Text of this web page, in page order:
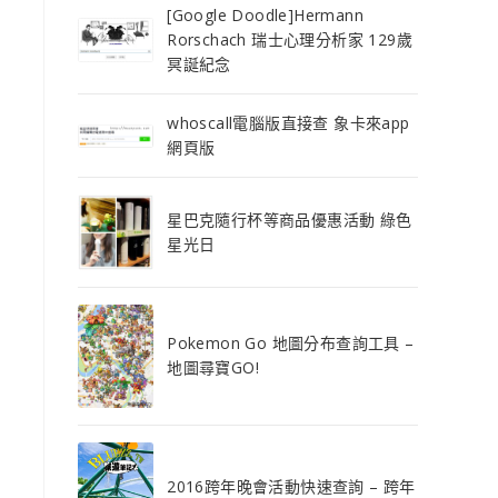
[Google Doodle]Hermann
Rorschach 瑞士心理分析家 129歲
冥誕紀念
whoscall電腦版直接查 象卡來app
網頁版
星巴克隨行杯等商品優惠活動 綠色
星光日
Pokemon Go 地圖分布查詢工具 –
地圖尋寶GO!
2016跨年晚會活動快速查詢 – 跨年